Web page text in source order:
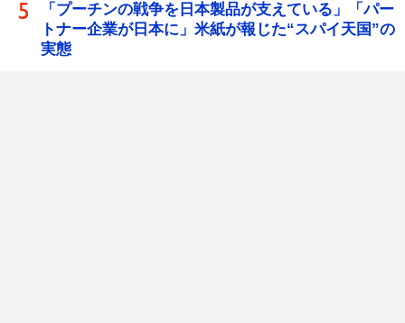
「プーチンの戦争を日本製品が支えている」「パー
トナー企業が日本に」米紙が報じた“スパイ天国”の
実態